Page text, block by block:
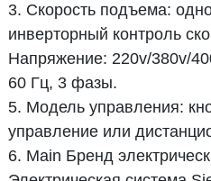
3. Скорость подъема:
инверторный контроль
Напряжение: 220v/380v/
60 Гц, 3 фазы.
5. Модель управления:
управление или
6. Main Бренд